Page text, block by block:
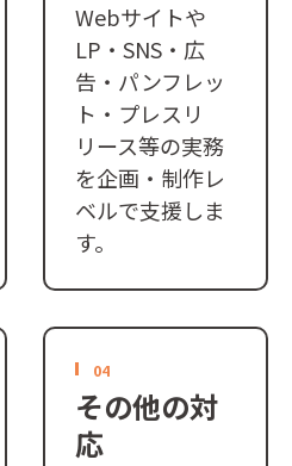
Webサイトや
LP・SNS・広
告・パンフレッ
ト・プレスリ
リース等の実務
を企画・制作レ
ベルで支援しま
す。
04
その他の対
応